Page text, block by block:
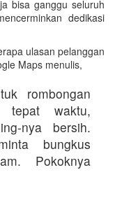
bisa ganggu seluruh
dedikasi
ulasan pelanggan
Maps menulis,
rombongan
tepat waktu,
nya bersih.
bungkus
Pokoknya